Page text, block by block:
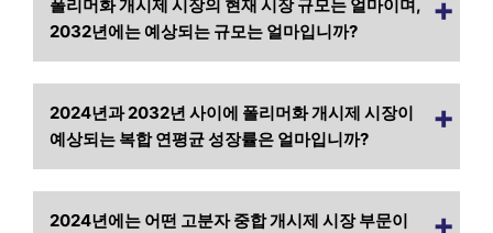
폴리머화 개시제 시장의 현재 시장 규모는 얼마이며,
2032년에는 예상되는 규모는 얼마입니까?
2024년과 2032년 사이에 폴리머화 개시제 시장이
예상되는 복합 연평균 성장률은 얼마입니까?
2024년에는 어떤 고분자 중합 개시제 시장 부문이